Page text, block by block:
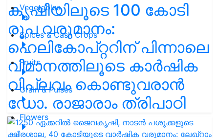
Vegetables
Spices & Cash Crops
Fruits
Grain & Pulses
Flowers
കൃഷിയിലൂടെ 100 കോടി
രൂപ വരുമാനം:
ഹെലികോപ്റ്ററിന് പിന്നാലെ
വിമാനത്തിലൂടെ കാർഷിക
വിപ്ലവം കൊണ്ടുവരാൻ
ഡോ. രാജാരാം ത്രിപാഠി